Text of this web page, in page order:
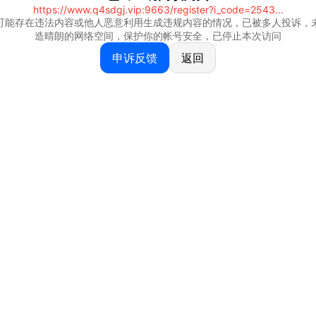
https://www.q4sdgj.vip:9663/register?i_code=25430844
能存在违法内容或他人恶意利用生成违规内容的情况，已被多人投诉，
造晴朗的网络空间，保护你的帐号安全，已停止本次访问
申诉反馈 返回